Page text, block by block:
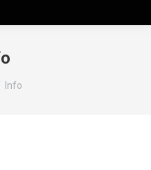
sich hier:
Info